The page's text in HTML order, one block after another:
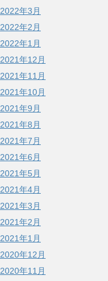
2022年3月
2022年2月
2022年1月
2021年12月
2021年11月
2021年10月
2021年9月
2021年8月
2021年7月
2021年6月
2021年5月
2021年4月
2021年3月
2021年2月
2021年1月
2020年12月
2020年11月